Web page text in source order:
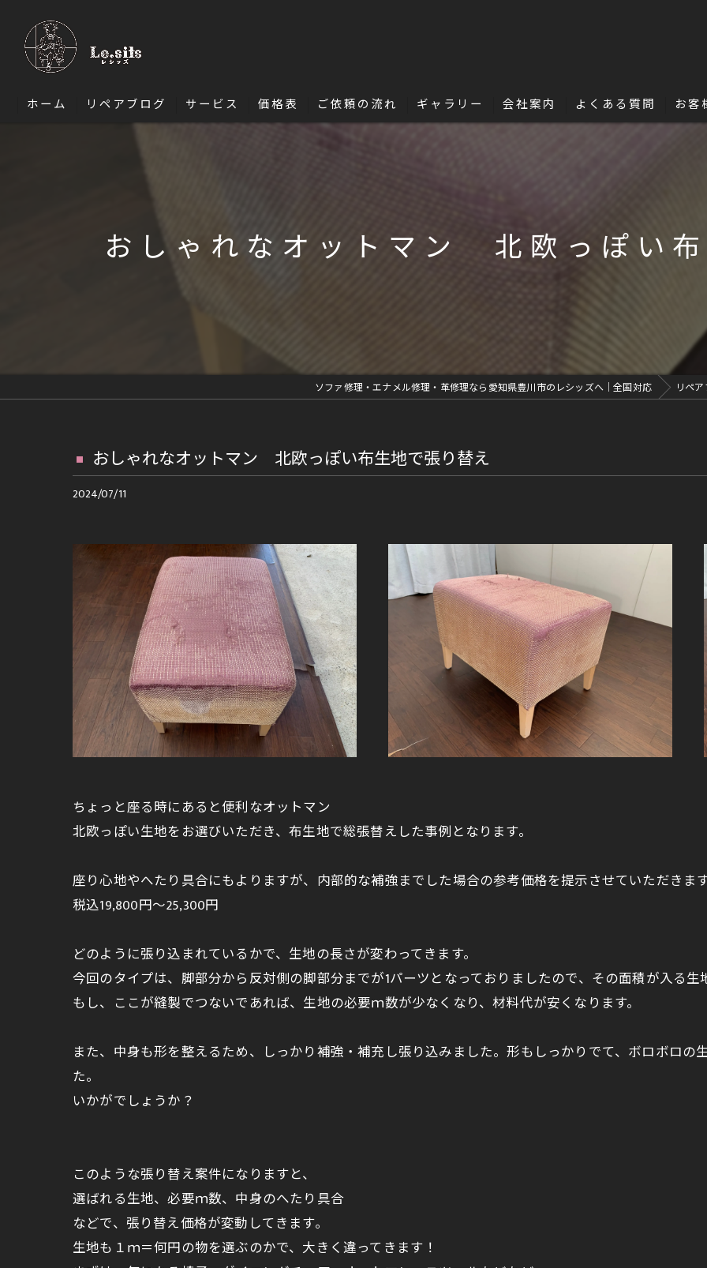
ホーム リペアブログ サービス
バッグ修理
車内装部品修理
再メッキ等金具修理
価格表 ご依頼の流れ ギャラリー 会社案内 よくある質問 お客
おしゃれなオットマン 北欧っぽい
ソファ修理・エナメル修理・革修理なら愛知県豊川市のレシッズへ｜全国対応 リペ
おしゃれなオットマン 北欧っぽい布生地で張り替え
2024/07/11
ちょっと座る時にあると便利なオットマン
北欧っぽい生地をお選びいただき、布生地で総張替えした事例となります。
座り心地やへたり具合にもよりますが、内部的な補強までした場合の参考価格を提示させていただきま
税込19,800円～25,300円
どのように張り込まれているかで、生地の長さが変わってきます。
今回のタイプは、脚部分から反対側の脚部分までが1パーツとなっておりましたので、その面積が入る生
もし、ここが縫製でつないであれば、生地の必要ｍ数が少なくなり、材料代が安くなります。
また、中身も形を整えるため、しっかり補強・補充し張り込みました。形もしっかりでて、ボロボロ
た。
いかがでしょうか？
このような張り替え案件になりますと、
選ばれる生地、必要ｍ数、中身のへたり具合
などで、張り替え価格が変動してきます。
生地も１ｍ＝何円の物を選ぶのかで、大きく違ってきます！